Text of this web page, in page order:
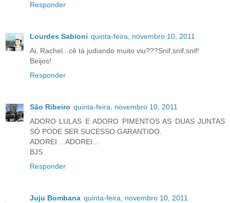
Responder
Lourdes Sabioni quinta-feira, novembro 10, 2011
Ai, Rachel...cê tá judiando muito viu???Snif,snif,snif!
Beijos!
Responder
São Ribeiro quinta-feira, novembro 10, 2011
ADORO LULAS E ADORO PIMENTOS AS DUAS JUNTAS
SÓ PODE SER SUCESSO GARANTIDO.
ADOREI ...ADOREI...
BJS
Responder
Juju Bombana quinta-feira, novembro 10, 2011